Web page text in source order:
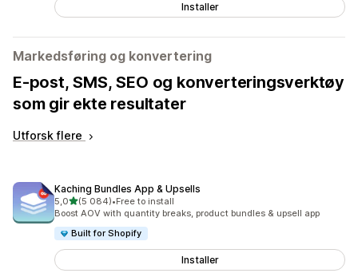
Installer
Markedsføring og konvertering
E-post, SMS, SEO og konverteringsverktøy
som gir ekte resultater
Utforsk flere
Kaching Bundles App & Upsells
5,0av 5 stjerner
(5 084)
Totalt 5084 omtaler
•Free to install
Boost AOV with quantity breaks, product bundles & upsell app
Built for Shopify
Installer